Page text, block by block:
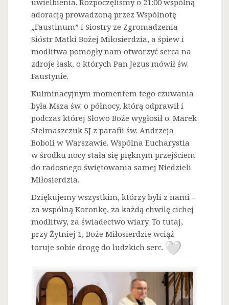
uwielbienia. Rozpoczęliśmy o 21:00 wspólną
adoracją prowadzoną przez Wspólnotę
„Faustinum” i Siostry ze Zgromadzenia
Sióstr Matki Bożej Miłosierdzia, a śpiew i
modlitwa pomogły nam otworzyć serca na
zdroje łask, o których Pan Jezus mówił św.
Faustynie.
Kulminacyjnym momentem tego czuwania
była Msza św. o północy, którą odprawił i
podczas której Słowo Boże wygłosił o. Marek
Stelmaszczuk SJ z parafii św. Andrzeja
Boboli w Warszawie. Wspólna Eucharystia
w środku nocy stała się pięknym przejściem
do radosnego świętowania samej Niedzieli
Miłosierdzia.
Dziękujemy wszystkim, którzy byli z nami –
za wspólną Koronkę, za każdą chwilę cichej
modlitwy, za świadectwo wiary. To tutaj,
przy Żytniej 1, Boże Miłosierdzie wciąż
toruje sobie drogę do ludzkich serc.